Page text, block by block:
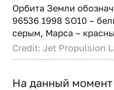
Орбита Земли
96536 1998 SO10 –
серым, Марса –
Credit: Jet Propulsion
На данный